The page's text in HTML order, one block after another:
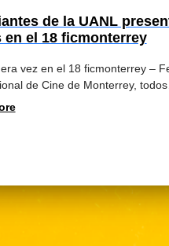
de la UANL
en el 18 ficmonterrey
vez en el 18 ficmonterrey –
de Cine de Monterrey,